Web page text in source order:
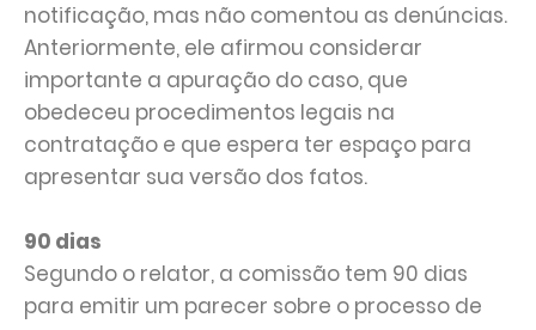
notificação, mas não comentou as denúncias.
Anteriormente, ele afirmou considerar
importante a apuração do caso, que
obedeceu procedimentos legais na
contratação e que espera ter espaço para
apresentar sua versão dos fatos.
90 dias
Segundo o relator, a comissão tem 90 dias
para emitir um parecer sobre o processo de